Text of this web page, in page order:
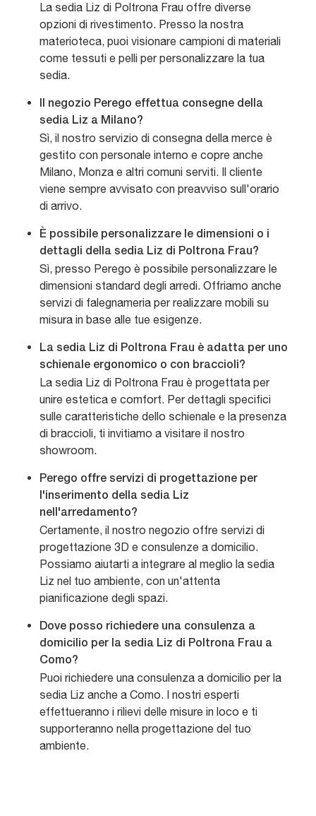
La sedia Liz di Poltrona Frau offre diverse
opzioni di rivestimento. Presso la nostra
materioteca, puoi visionare campioni di materiali
come tessuti e pelli per personalizzare la tua
sedia.
Il negozio Perego effettua consegne della
sedia Liz a Milano?
Sì, il nostro servizio di consegna della merce è
gestito con personale interno e copre anche
Milano, Monza e altri comuni serviti. Il cliente
viene sempre avvisato con preavviso sull'orario
di arrivo.
È possibile personalizzare le dimensioni o i
dettagli della sedia Liz di Poltrona Frau?
Sì, presso Perego è possibile personalizzare le
dimensioni standard degli arredi. Offriamo anche
servizi di falegnameria per realizzare mobili su
misura in base alle tue esigenze.
La sedia Liz di Poltrona Frau è adatta per uno
schienale ergonomico o con braccioli?
La sedia Liz di Poltrona Frau è progettata per
unire estetica e comfort. Per dettagli specifici
sulle caratteristiche dello schienale e la presenza
di braccioli, ti invitiamo a visitare il nostro
showroom.
Perego offre servizi di progettazione per
l'inserimento della sedia Liz
nell'arredamento?
Certamente, il nostro negozio offre servizi di
progettazione 3D e consulenze a domicilio.
Possiamo aiutarti a integrare al meglio la sedia
Liz nel tuo ambiente, con un'attenta
pianificazione degli spazi.
Dove posso richiedere una consulenza a
domicilio per la sedia Liz di Poltrona Frau a
Como?
Puoi richiedere una consulenza a domicilio per la
sedia Liz anche a Como. I nostri esperti
effettueranno i rilievi delle misure in loco e ti
supporteranno nella progettazione del tuo
ambiente.